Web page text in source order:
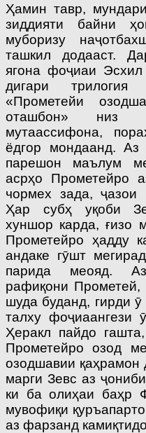
Ҳамин тавр,
зиддияти байни
муборизу
ташкил додааст.
ягона фоҷиаи
дигари
«Прометейи
оташбон» низ
мутаассифона,
ёдгор мондаанд. Аз
парешон маълум
асрҳо Прометейро
чормех зада, ҷазои
Ҳар субҳ уқоби
хуншор карда, ғизо
Прометейро ҳадду
андаке гӯшт
парида меояд.
рафиқони Прометей,
шуда буданд, гирди
талху фоҷиаангези
Ҳеракл пайдо
Прометейро озод
озодшавии
марги Зевс аз
ки ба олиҳаи баҳр
мувофиқи
аз фарзанд